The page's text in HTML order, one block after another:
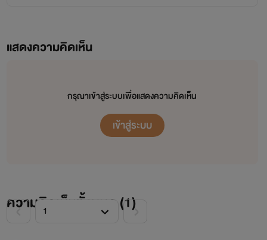
แสดงความคิดเห็น
กรุณาเข้าสู่ระบบเพื่อแสดงความคิดเห็น
เข้าสู่ระบบ
ความคิดเห็นทั้งหมด (1)